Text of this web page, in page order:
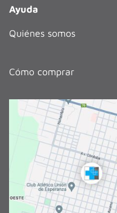
Ayuda
Quiénes somos
Cómo comprar